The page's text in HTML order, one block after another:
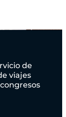
de
viajes